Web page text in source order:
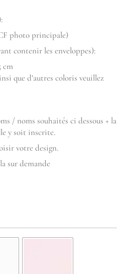
photo principale)
contenir les enveloppes):
cm
que d’autres coloris veuillez
/ noms souhaités ci dessous + la
y soit inscrite.
votre design.
sur demande